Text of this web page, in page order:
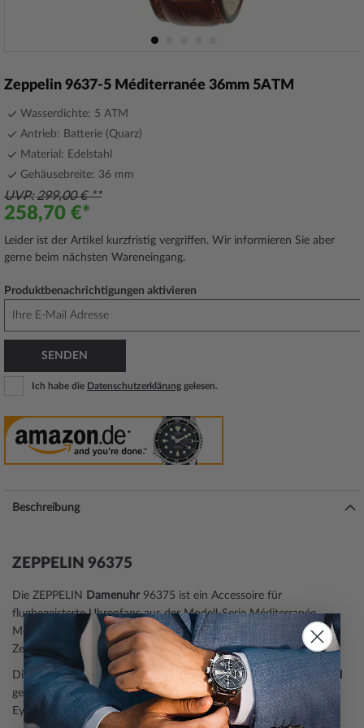
der
Bildergalerie
Zeppelin 9637-5 Méditerranée 36mm 5ATM
Wasserdichte: 5 ATM
Antrieb: Batterie (Quarz)
Material: Edelstahl
Gehäusebreite: 36 mm
UVP 299,00 €
258,70 €
Leider ist der Artikel kurzfristig vergriffen. Wir informieren Sie aber
gerne beim nächsten Wareneingang.
Produktbenachrichtigungen aktivieren
SENDEN
Ich habe die Datenschutzerklärung gelesen.
Beschreibung
ZEPPELIN 96375
Die ZEPPELIN Damenuhr96375 ist ein Accessoire für
flugbegeisterte Uhrenfans aus der Modell-Serie Méditerranée
Mondphase 36mm 5ATM. Eine perfekte Wahl, wenn Sie einen
Zeitmesser mit einem Flieger- und Piloten Look suchen.
Die Armbanduhr verfügt über ein silbernesGehäuse, ausEdelstahl
gefertigt, das durch diepolierte Oberfläche wie ein echter
Eyecatcher wirkt.